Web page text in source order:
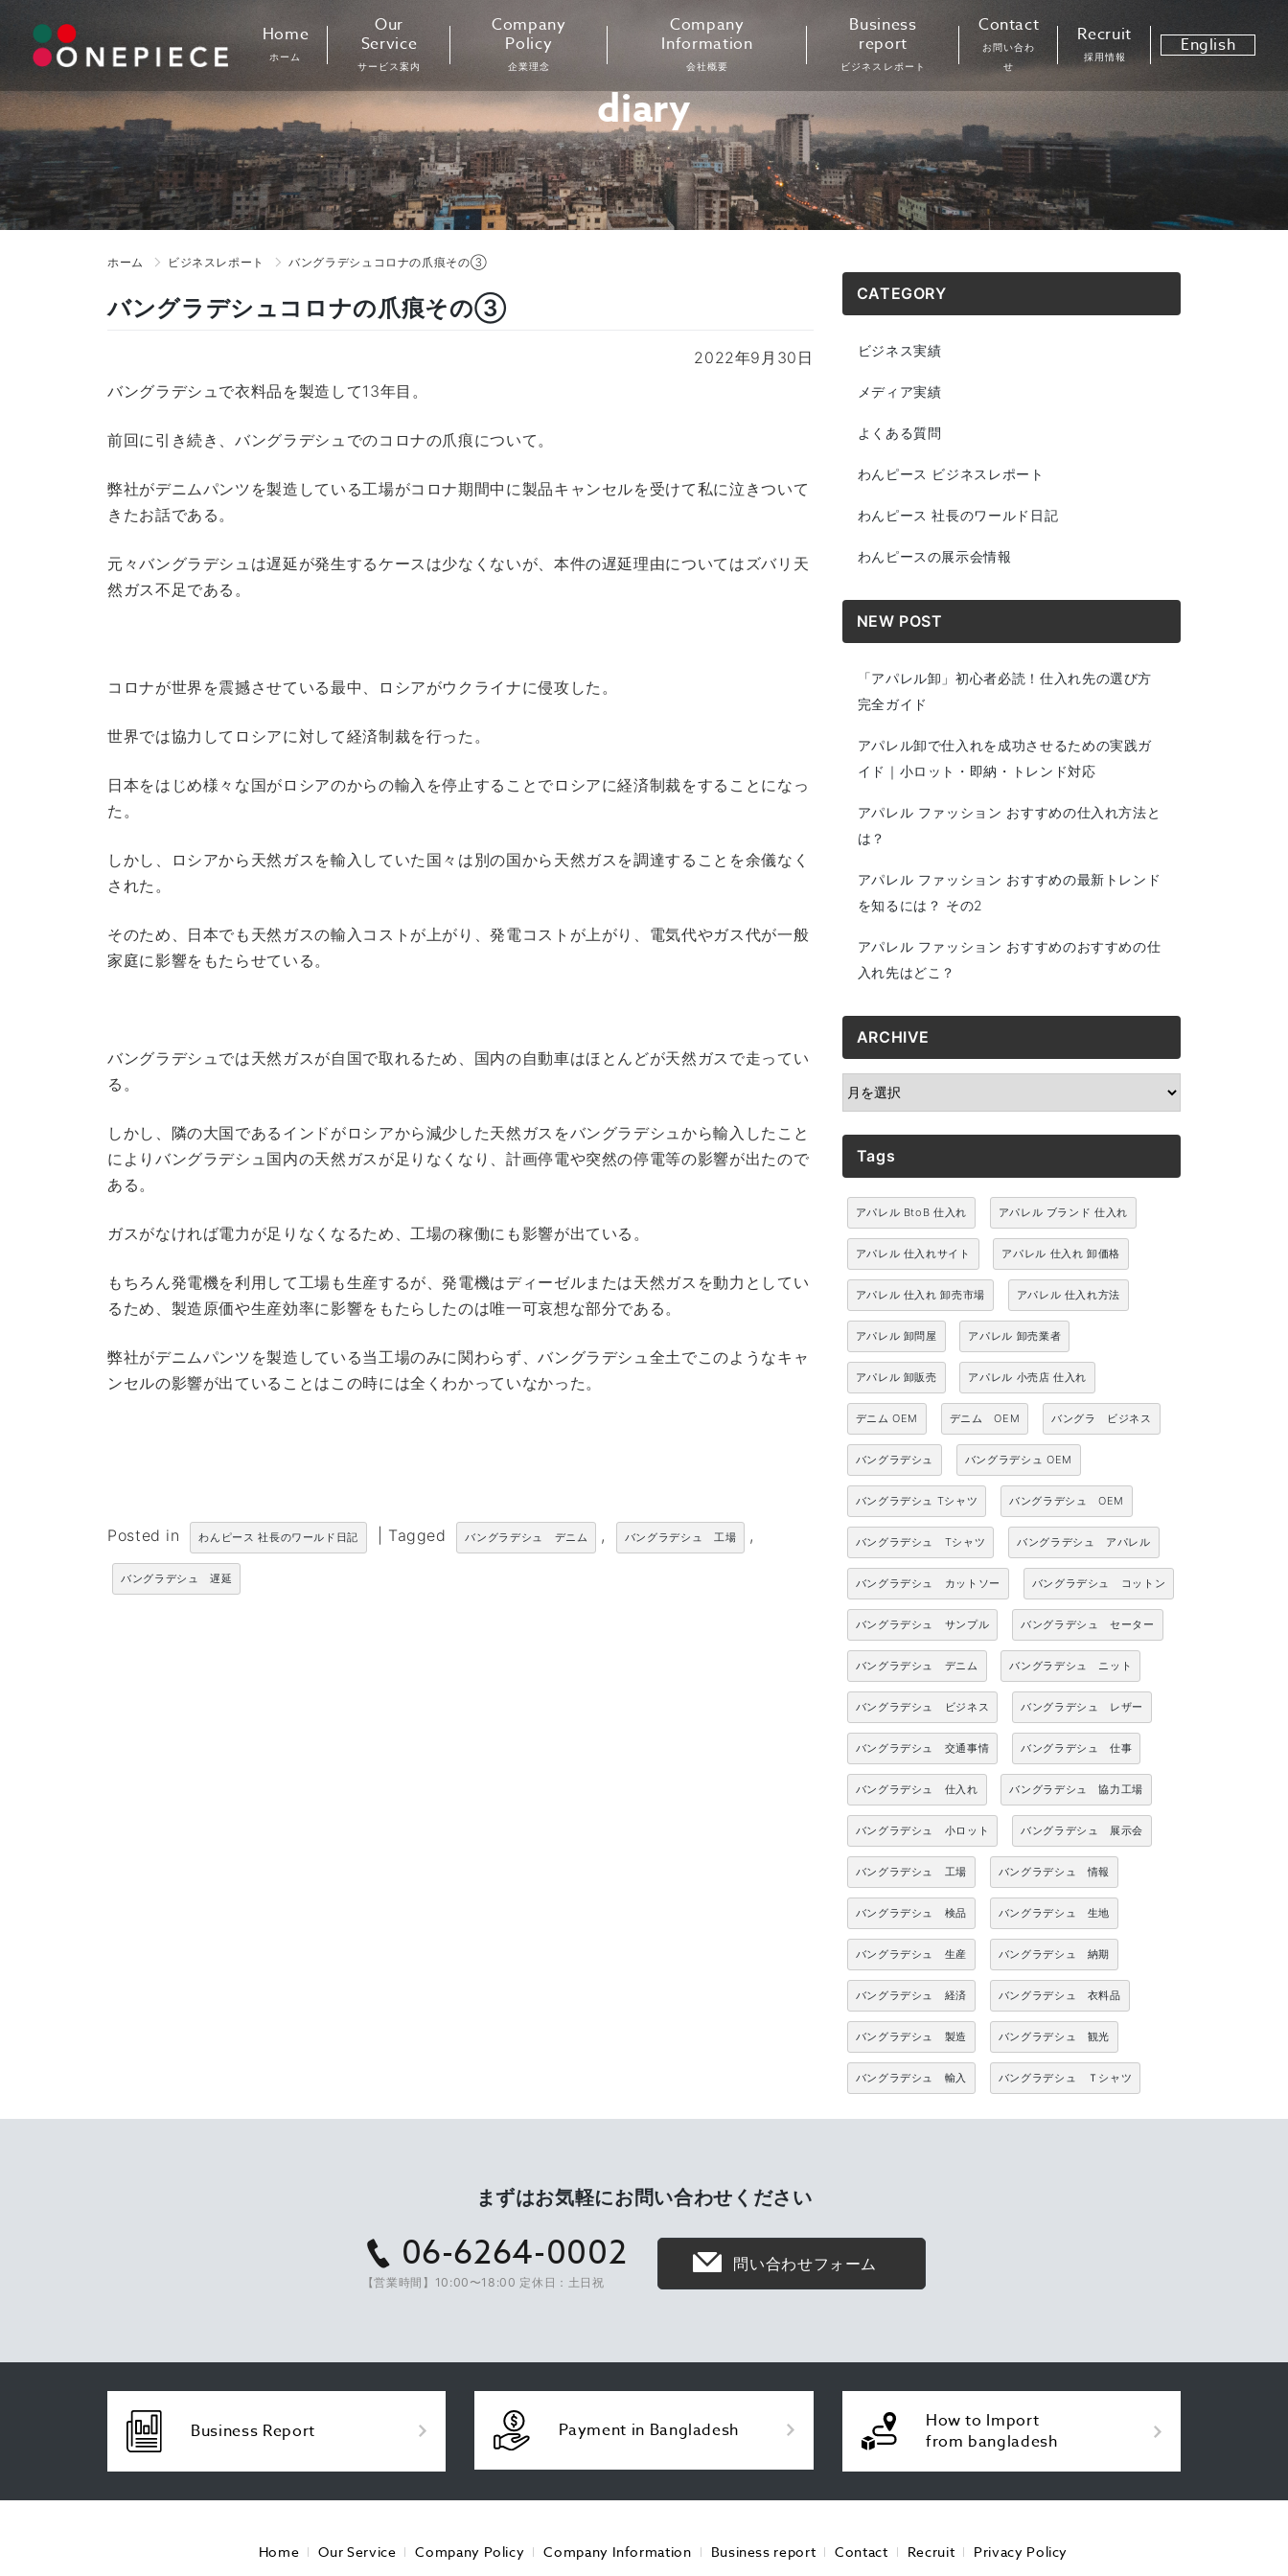
content
Home
ホーム
Our
Service
サービス案内
Company
Policy
企業理念
Company
Information
会社概要
Business
report
ビジネスレポート
Contact
お問い合わ
せ
Recruit
採用情報 English
diary
ホーム ビジネスレポート バングラデシュコロナの爪痕その③
バングラデシュコロナの爪痕その③
2022年9月30日
バングラデシュで衣料品を製造して13年目。
前回に引き続き、バングラデシュでのコロナの爪痕について。
弊社がデニムパンツを製造している工場がコロナ期間中に製品キャンセルを受けて私に泣きついて
きたお話である。
元々バングラデシュは遅延が発生するケースは少なくないが、本件の遅延理由についてはズバリ天
然ガス不足である。
コロナが世界を震撼させている最中、ロシアがウクライナに侵攻した。
世界では協力してロシアに対して経済制裁を行った。
日本をはじめ様々な国がロシアのからの輸入を停止することでロシアに経済制裁をすることになっ
た。
しかし、ロシアから天然ガスを輸入していた国々は別の国から天然ガスを調達することを余儀なく
された。
そのため、日本でも天然ガスの輸入コストが上がり、発電コストが上がり、電気代やガス代が一般
家庭に影響をもたらせている。
バングラデシュでは天然ガスが自国で取れるため、国内の自動車はほとんどが天然ガスで走ってい
る。
しかし、隣の大国であるインドがロシアから減少した天然ガスをバングラデシュから輸入したこと
によりバングラデシュ国内の天然ガスが足りなくなり、計画停電や突然の停電等の影響が出たので
ある。
ガスがなければ電力が足りなくなるため、工場の稼働にも影響が出ている。
もちろん発電機を利用して工場も生産するが、発電機はディーゼルまたは天然ガスを動力としてい
るため、製造原価や生産効率に影響をもたらしたのは唯一可哀想な部分である。
弊社がデニムパンツを製造している当工場のみに関わらず、バングラデシュ全土でこのようなキャ
ンセルの影響が出ていることはこの時には全くわかっていなかった。
Posted in わんピース 社長のワールド日記 Tagged バングラデシュ デニム , バングラデシュ 工場 ,
バングラデシュ 遅延
CATEGORY
ビジネス実績
メディア実績
よくある質問
わんピース ビジネスレポート
わんピース 社長のワールド日記
わんピースの展示会情報
NEW POST
「アパレル卸」初心者必読！仕入れ先の選び方
完全ガイド
アパレル卸で仕入れを成功させるための実践ガ
イド｜小ロット・即納・トレンド対応
アパレル ファッション おすすめの仕入れ方法と
は？
アパレル ファッション おすすめの最新トレンド
を知るには？ その2
アパレル ファッション おすすめのおすすめの仕
入れ先はどこ？
ARCHIVE
ARCHIVE
Tags
アパレル BtoB 仕入れ アパレル ブランド 仕入れ
アパレル 仕入れサイト アパレル 仕入れ 卸価格
アパレル 仕入れ 卸売市場 アパレル 仕入れ方法
アパレル 卸問屋 アパレル 卸売業者
アパレル 卸販売 アパレル 小売店 仕入れ
デニム OEM デニム OEM バングラ ビジネス
バングラデシュ バングラデシュ OEM
バングラデシュ Tシャツ バングラデシュ OEM
バングラデシュ Tシャツ バングラデシュ アパレル
バングラデシュ カットソー バングラデシュ コットン
バングラデシュ サンプル バングラデシュ セーター
バングラデシュ デニム バングラデシュ ニット
バングラデシュ ビジネス バングラデシュ レザー
バングラデシュ 交通事情 バングラデシュ 仕事
バングラデシュ 仕入れ バングラデシュ 協力工場
バングラデシュ 小ロット バングラデシュ 展示会
バングラデシュ 工場 バングラデシュ 情報
バングラデシュ 検品 バングラデシュ 生地
バングラデシュ 生産 バングラデシュ 納期
バングラデシュ 経済 バングラデシュ 衣料品
バングラデシュ 製造 バングラデシュ 観光
バングラデシュ 輸入 バングラデシュ Ｔシャツ
まずはお気軽にお問い合わせください
06-6264-0002
【営業時間】10:00〜18:00 定休日：土日祝
問い合わせフォーム
Business Report Payment in Bangladesh
How to Import
from bangladesh
Home Our Service Company Policy Company Information Business report Contact Recruit Privacy Policy